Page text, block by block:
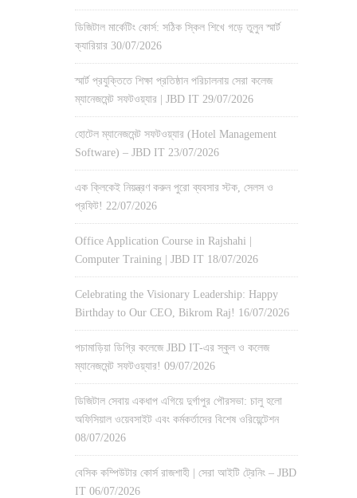
ডিজিটাল মার্কেটিং কোর্স: সঠিক স্কিল শিখে গড়ে তুলুন স্মার্ট
ক্যারিয়ার 30/07/2026
স্মার্ট প্রযুক্তিতে শিক্ষা প্রতিষ্ঠান পরিচালনায় সেরা কলেজ
ম্যানেজমেন্ট সফটওয়্যার | JBD IT 29/07/2026
হোটেল ম্যানেজমেন্ট সফটওয়্যার (Hotel Management
Software) – JBD IT 23/07/2026
এক ক্লিকেই নিয়ন্ত্রণ করুন পুরো ব্যবসার স্টক, সেলস ও
প্রফিট! 22/07/2026
Office Application Course in Rajshahi |
Computer Training | JBD IT 18/07/2026
Celebrating the Visionary Leadership: Happy
Birthday to Our CEO, Bikrom Raj! 16/07/2026
পচামাড়িয়া ডিগ্রি কলেজে JBD IT-এর স্কুল ও কলেজ
ম্যানেজমেন্ট সফটওয়্যার! 09/07/2026
ডিজিটাল সেবায় একধাপ এগিয়ে দুর্গাপুর পৌরসভা: চালু হলো
অফিসিয়াল ওয়েবসাইট এবং কর্মকর্তাদের বিশেষ ওরিয়েন্টেশন
08/07/2026
বেসিক কম্পিউটার কোর্স রাজশাহী | সেরা আইটি ট্রেনিং – JBD
IT 06/07/2026